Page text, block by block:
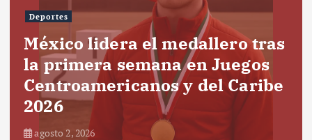
Deportes
México lidera el medallero tras
la primera semana en Juegos
Centroamericanos y del Caribe
2026
agosto 2, 2026